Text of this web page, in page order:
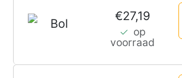
Broek
€27,19
op
voorraad